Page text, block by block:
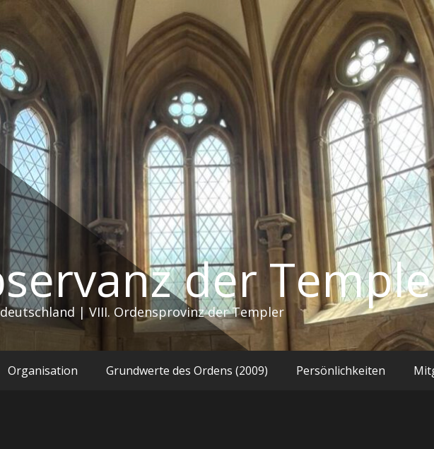
der
| VIII. Ordensprovinz der Templer
Organisation Grundwerte des Ordens (2009) Persönlichkeiten